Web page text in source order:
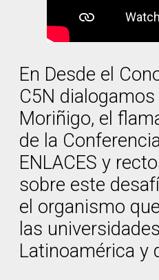
En Desde el
C5N
Moriñigo, el
de la
ENLACES y
sobre este
el organismo
las
Latinoamérica y